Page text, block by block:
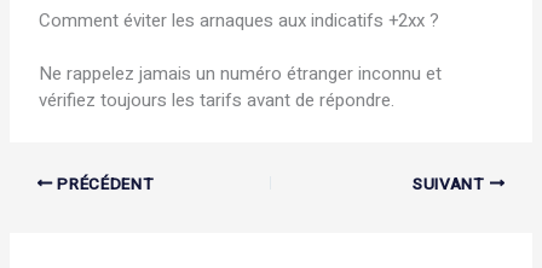
Comment éviter les arnaques aux indicatifs +2xx ?
Ne rappelez jamais un numéro étranger inconnu et
vérifiez toujours les tarifs avant de répondre.
PRÉCÉDENT SUIVANT